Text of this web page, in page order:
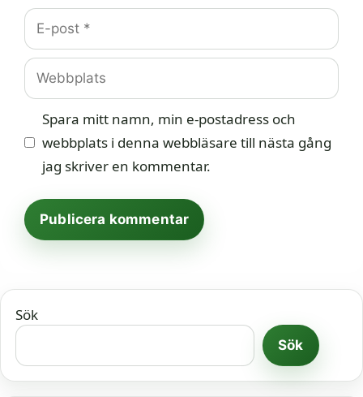
E-
post
Webbplats
Spara mitt namn, min e-postadress och
webbplats i denna webbläsare till nästa gång
jag skriver en kommentar.
Sök
Sök